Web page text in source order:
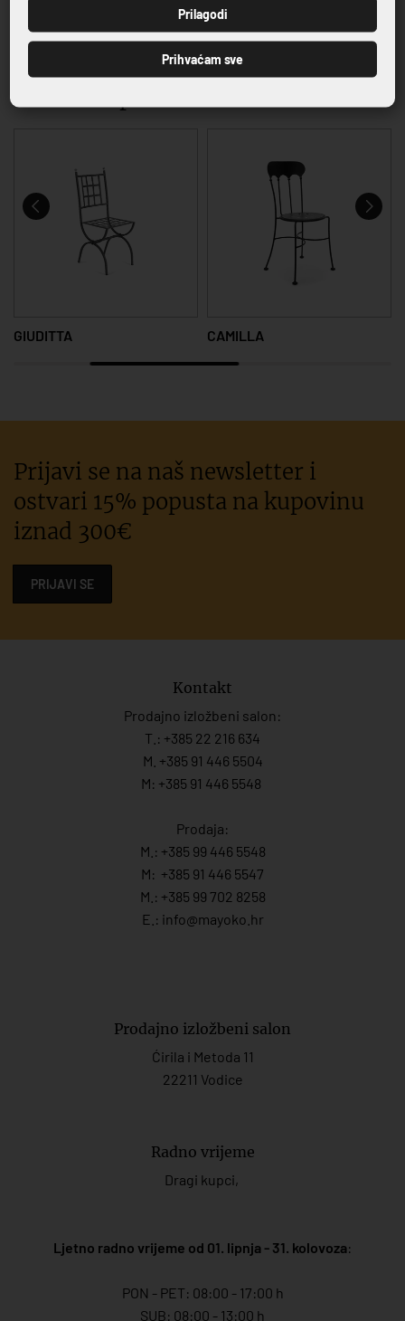
VRHUNSKA KVALITETA PROIZVODA
GIUDITTA CAMILLA
Prijavi se na naš newsletter i
ostvari 15% popusta na kupovinu
iznad 300€
PRIJAVI SE
Kontakt
Prodajno izložbeni salon:
T.: +385 22 216 634
M. +385 91 446 5504
M: +385 91 446 5548
Prodaja:
M.: +385 99 446 5548
M: +385 91 446 5547
M.: +385 99 702 8258
E.: info@mayoko. hr
Prodajno izložbeni salon
Ćirila i Metoda 11
22211 Vodice
Radno vrijeme
Dragi kupci,
Ljetno radno vrijeme od 01. lipnja - 31. kolovoza:
PON - PET: 08:00 - 17:00 h
SUB: 08:00 - 13:00 h
Prilagodi
Prihvaćam sve